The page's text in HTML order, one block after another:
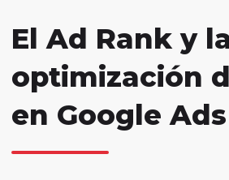
El Ad Rank y
optimización
en Google Ads